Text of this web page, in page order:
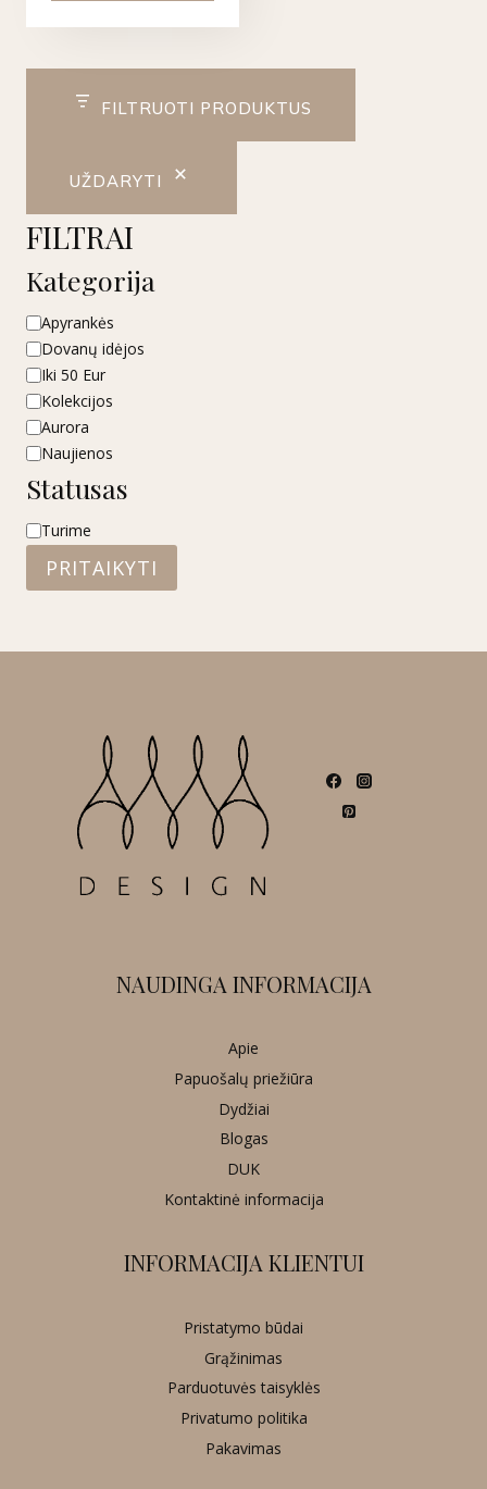
FILTRUOTI PRODUKTUS
UŽDARYTI
FILTRAI
Kategorija
Kategorija
Apyrankės
Dovanų idėjos
Iki 50 Eur
Kolekcijos
Aurora
Naujienos
Statusas
Statusas
Turime
PRITAIKYTI
NAUDINGA INFORMACIJA
Apie
Papuošalų priežiūra
Dydžiai
Blogas
DUK
Kontaktinė informacija
INFORMACIJA KLIENTUI
Pristatymo būdai
Grąžinimas
Parduotuvės taisyklės
Privatumo politika
Pakavimas